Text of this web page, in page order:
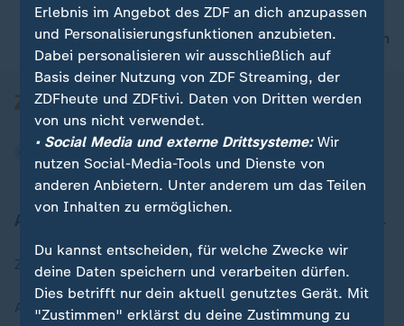
nach oben
Zuletzt veröffentlicht
Aktuelle Sendungs-Videos
Erlebnis im Angebot des ZDF an dich anzupassen
und Personalisierungsfunktionen anzubieten.
Dabei personalisieren wir ausschließlich auf
Basis deiner Nutzung von ZDF Streaming, der
ZDFheute und ZDFtivi. Daten von Dritten werden
von uns nicht verwendet.
• Social Media und externe Drittsysteme:Wir
nutzen Social-Media-Tools und Dienste von
anderen Anbietern. Unter anderem um das Teilen
von Inhalten zu ermöglichen.
Du kannst entscheiden, für welche Zwecke wir
deine Daten speichern und verarbeiten dürfen.
Dies betrifft nur dein aktuell genutztes Gerät. Mit
"Zustimmen" erklärst du deine Zustimmung zu